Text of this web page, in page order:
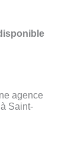
agence
Saint-